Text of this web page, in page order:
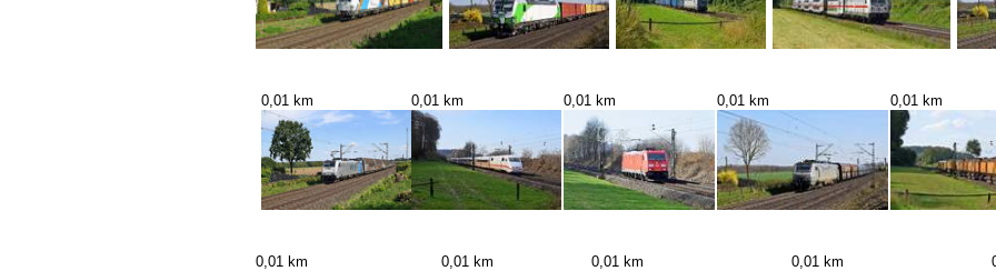
0,01 km 0,01 km 0,01 km 0,01 km 0,01 km
0,01 km 0,01 km 0,01 km 0,01 km